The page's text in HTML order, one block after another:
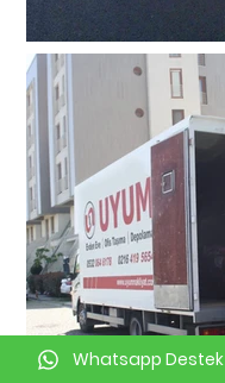
Whatsapp Destek